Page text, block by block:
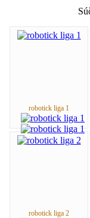
robotick liga 1
robotick liga 2